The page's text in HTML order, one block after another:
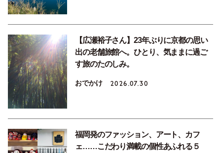
【広瀬裕子さん】23年ぶりに京都の思い
出の老舗旅館へ。ひとり、気ままに過ご
す旅のたのしみ。
おでかけ 2026.07.30
福岡発のファッション、アート、カフ
ェ……こだわり満載の個性あふれる５